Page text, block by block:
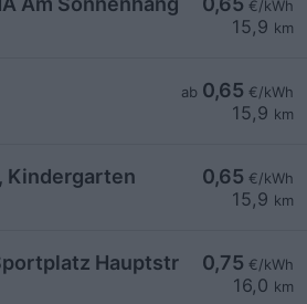
€/kWh
15,9 km
ab 0,65 €/kWh
15,9 km
0,65 €/kWh
15,9 km
Kindergarten
0,75 €/kWh
16,0 km
Hauptstr.